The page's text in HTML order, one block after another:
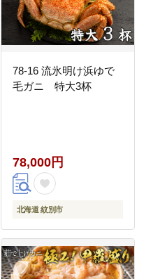
78-16 流氷明け浜ゆで
毛ガニ 特大3杯
78,000円
北海道 紋別市